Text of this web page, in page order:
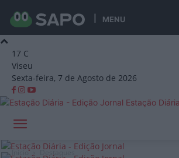
MENU
17 C
Viseu
Sexta-feira, 7 de Agosto de 2026
Estação
Início Destaques